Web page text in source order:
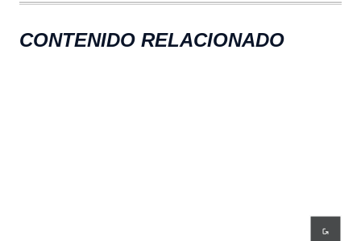
CONTENIDO RELACIONADO